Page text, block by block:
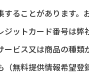
することがあります
ジットカード番号は
ービス又は商品の種
（無料提供情報希望